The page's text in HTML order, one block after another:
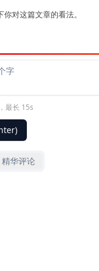
对这篇文章的看法。